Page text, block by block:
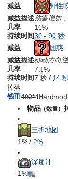
减益
野性
减益描述伤害增加
几率
10%
持续时间30 - 90 秒
减益
困惑
减益描述移动方向
几率
7.1%
持续时间7 秒 / 14
掉落
钱币400*4
物品 （数量）
三折地图
1% / 2%
深度计
1%